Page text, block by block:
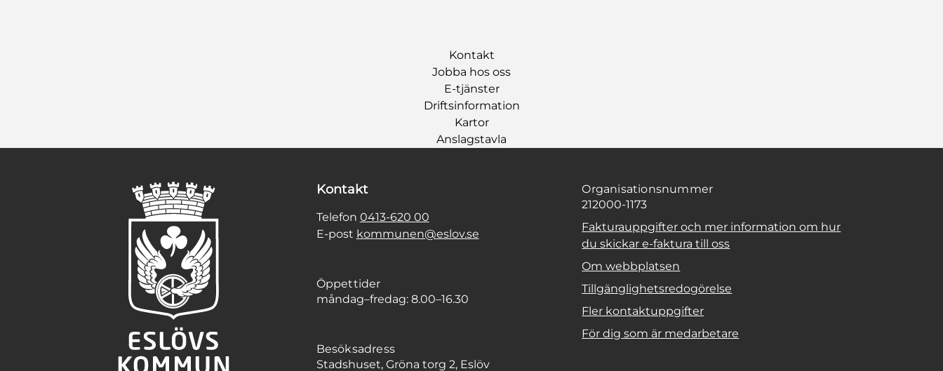
Kontakt
Jobba hos oss
E-tjänster
Driftsinformation
Kartor
Anslagstavla
Kontakt
Telefon 0413-620 00
E-post kommunen@eslov.se
Öppettider
måndag–fredag: 8.00–16.30
Besöksadress
Stadshuset, Gröna torg 2, Eslöv
Organisationsnummer
212000-1173
Fakturauppgifter och mer information om hur
du skickar e-faktura till oss
Om webbplatsen
Tillgänglighetsredogörelse
Fler kontaktuppgifter
För dig som är medarbetare